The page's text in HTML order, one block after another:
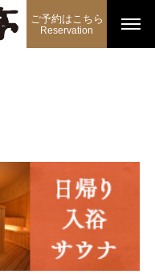
ご予約はこちら
Reservation